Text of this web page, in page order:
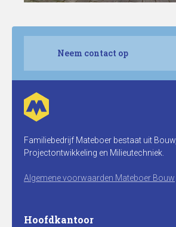
Neem contact op
Familiebedrijf Mateboer bestaat uit Bouw,
Projectontwikkeling en Milieutechniek.
Algemene voorwaarden Mateboer Bouw
Hoofdkantoor